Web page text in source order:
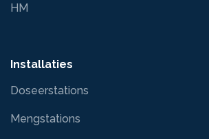
HM
Installaties
Doseerstations
Mengstations